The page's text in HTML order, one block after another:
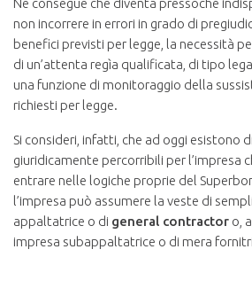
Ne consegue che diventa pressoché
non incorrere in errori in grado di
benefici previsti per legge, la necessità
di un’attenta regìa qualificata, di tipo
una funzione di monitoraggio della
richiesti per legge.
Si consideri, infatti, che ad oggi esistono
giuridicamente percorribili per l’impresa
entrare nelle logiche proprie del
l’impresa può assumere la veste di
appaltatrice o di general contractor o,
impresa subappaltatrice o di mera